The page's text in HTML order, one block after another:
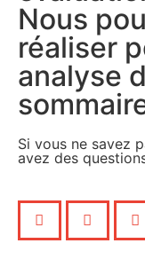
Nous
réaliser
analyse
Si vous ne savez
avez des